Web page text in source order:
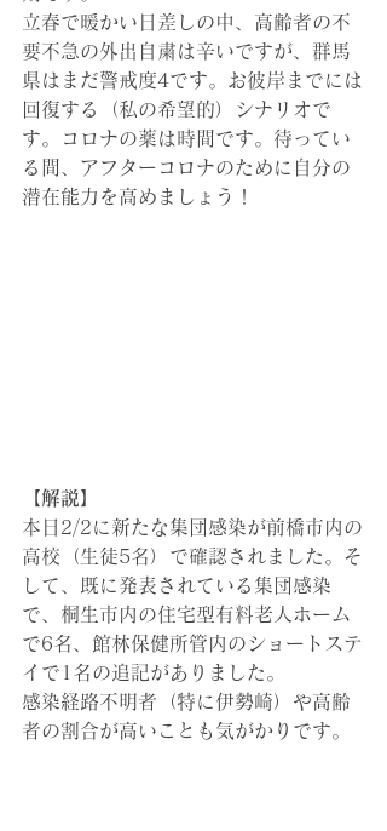
立春で暖かい日差しの中、高齢者の不
要不急の外出自粛は辛いですが、群馬
県はまだ警戒度4です。お彼岸までには
回復する（私の希望的）シナリオで
す。コロナの薬は時間です。待ってい
る間、アフターコロナのために自分の
潜在能力を高めましょう！
【解説】
本日2/2に新たな集団感染が前橋市内の
高校（生徒5名）で確認されました。そ
して、既に発表されている集団感染
で、桐生市内の住宅型有料老人ホーム
で6名、館林保健所管内のショートステ
イ で1名の追記がありました。
感染経路不明者（特に伊勢崎）や高齢
者の割合が高いことも気がかりです。